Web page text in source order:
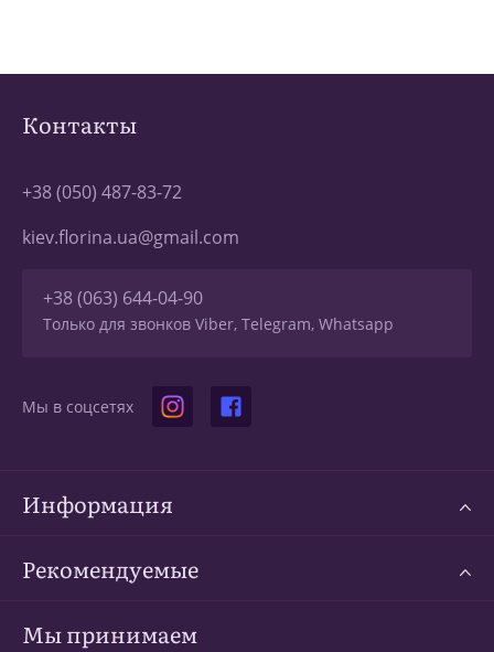
Контакты
+38 (050) 487-83-72
kiev.florina.ua@gmail.com
+38 (063) 644-04-90
Только для звонков Viber, Telegram, Whatsapp
Мы в соцсетях
Информация
Рекомендуемые
Мы принимаем